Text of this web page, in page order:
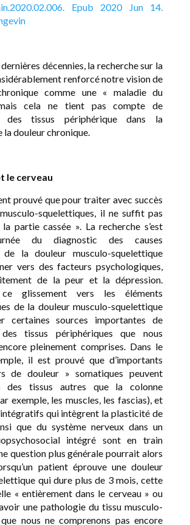
Epub 2020 Jun 14.
décennies, la recherche sur la
renforcé notre vision de
comme une « maladie du
cela ne tient pas compte de
des tissus périphérique dans la
la douleur chronique.
le cerveau
prouvé que pour traiter avec succès
squelettiques, il ne suffit pas
partie cassée ». La recherche s’est
du diagnostic des causes
de la douleur musculo-squelettique
vers des facteurs psychologiques,
de la peur et la dépression.
ce glissement vers les éléments
de la douleur musculo-squelettique
certaines sources importantes de
tissus périphériques que nous
pleinement comprises. Dans le
il est prouvé que d’importants
de douleur » somatiques peuvent
des tissus autres que la colonne
exemple, les muscles, les fascias), et
qui intègrent la plasticité de
que du système nerveux dans un
intégré sont en train
question plus générale pourrait alors
patient éprouve une douleur
qui dure plus de 3 mois, cette
« entièrement dans le cerveau » ou
une pathologie du tissu musculo-
nous ne comprenons pas encore